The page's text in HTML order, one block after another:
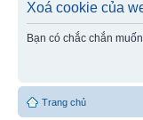
Xoá cookie của
Bạn có chắc chắn
Trang chủ